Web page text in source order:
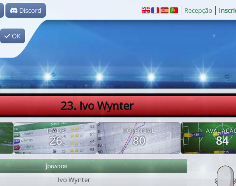
Discord
OK
Recepção
23. Ivo Wynter
IDADE
26
POTENCIAL
80 84
Jogador
Ivo Wynter